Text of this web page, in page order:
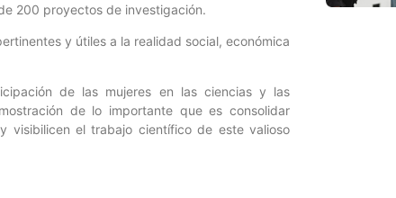
200 proyectos de investigación.
y útiles a la realidad social, económica
de las mujeres en las ciencias y las
de lo importante que es consolidar
visibilicen el trabajo científico de este valioso